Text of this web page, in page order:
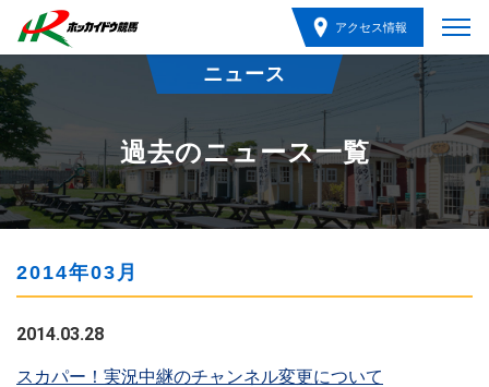
アクセス情報
ニュース
過去のニュース一覧
2014年03月
2014.03.28
スカパー！実況中継のチャンネル変更について